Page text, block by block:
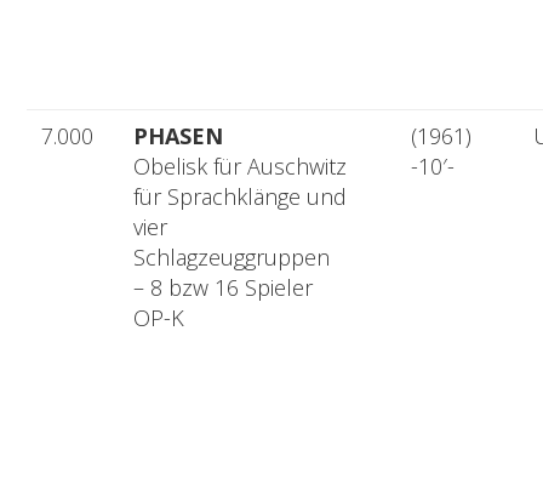
7.000
PHASEN
Obelisk für Auschwitz
für Sprachklänge und
vier
Schlagzeuggruppen
– 8 bzw 16 Spieler
OP-K
(1961)
-10′-